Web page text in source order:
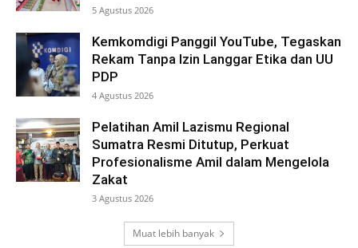
5 Agustus 2026
Kemkomdigi Panggil YouTube, Tegaskan
Rekam Tanpa Izin Langgar Etika dan UU
PDP
4 Agustus 2026
Pelatihan Amil Lazismu Regional
Sumatra Resmi Ditutup, Perkuat
Profesionalisme Amil dalam Mengelola
Zakat
3 Agustus 2026
Muat lebih banyak